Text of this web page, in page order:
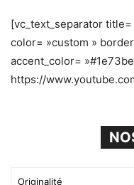
[vc_text_separator title=
color= »custom »
accent_color=
https://
Originalité